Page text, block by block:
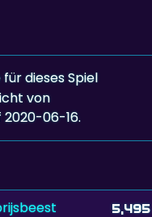
dieses Spiel
von
06-16.
5,495